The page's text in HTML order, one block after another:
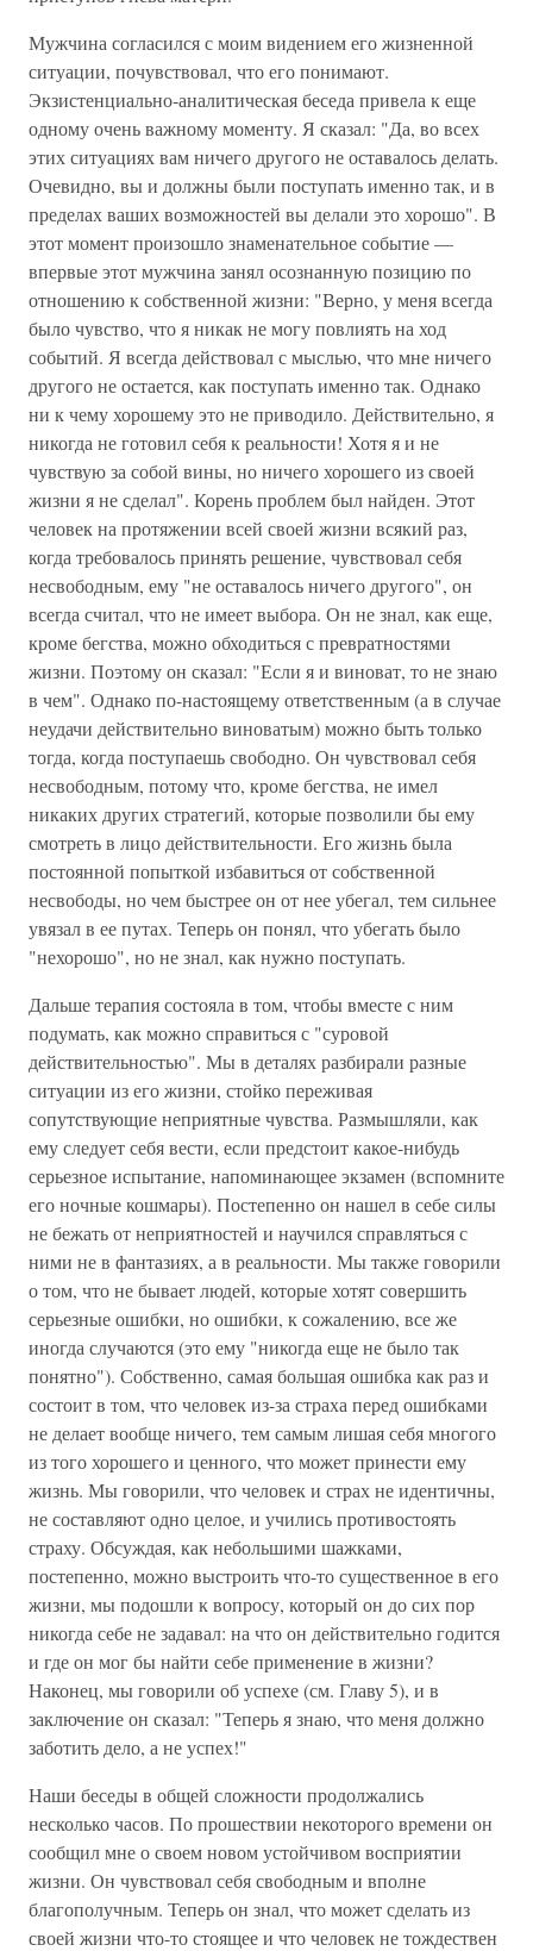
Мужчина согласился с моим видением его жизненной
ситуации, почувствовал, что его понимают.
Экзистенциально-аналитическая беседа привела к еще
одному очень важному моменту. Я сказал: "Да, во всех
этих ситуациях вам ничего другого не оставалось делать.
Очевидно, вы и должны были поступать именно так, и в
пределах ваших возможностей вы делали это хорошо". В
этот момент произошло знаменательное событие —
впервые этот мужчина занял осознанную позицию по
отношению к собственной жизни: "Верно, у меня всегда
было чувство, что я никак не могу повлиять на ход
событий. Я всегда действовал с мыслью, что мне ничего
другого не остается, как поступать именно так. Однако
ни к чему хорошему это не приводило. Действительно, я
никогда не готовил себя к реальности! Хотя я и не
чувствую за собой вины, но ничего хорошего из своей
жизни я не сделал". Корень проблем был найден. Этот
человек на протяжении всей своей жизни всякий раз,
когда требовалось принять решение, чувствовал себя
несвободным, ему "не оставалось ничего другого", он
всегда считал, что не имеет выбора. Он не знал, как еще,
кроме бегства, можно обходиться с превратностями
жизни. Поэтому он сказал: "Если я и виноват, то не знаю
в чем". Однако по-настоящему ответственным (а в случае
неудачи действительно виноватым) можно быть только
тогда, когда поступаешь свободно. Он чувствовал себя
несвободным, потому что, кроме бегства, не имел
никаких других стратегий, которые позволили бы ему
смотреть в лицо действительности. Его жизнь была
постоянной попыткой избавиться от собственной
несвободы, но чем быстрее он от нее убегал, тем сильнее
увязал в ее путах. Теперь он понял, что убегать было
"нехорошо", но не знал, как нужно поступать.
Дальше терапия состояла в том, чтобы вместе с ним
подумать, как можно справиться с "суровой
действительностью". Мы в деталях разбирали разные
ситуации из его жизни, стойко переживая
сопутствующие неприятные чувства. Размышляли, как
ему следует себя вести, если предстоит какое-нибудь
серьезное испытание, напоминающее экзамен (вспомните
его ночные кошмары). Постепенно он нашел в себе силы
не бежать от неприятностей и научился справляться с
ними не в фантазиях, а в реальности. Мы также говорили
о том, что не бывает людей, которые хотят совершить
серьезные ошибки, но ошибки, к сожалению, все же
иногда случаются (это ему "никогда еще не было так
понятно"). Собственно, самая большая ошибка как раз и
состоит в том, что человек из-за страха перед ошибками
не делает вообще ничего, тем самым лишая себя многого
из того хорошего и ценного, что может принести ему
жизнь. Мы говорили, что человек и страх не идентичны,
не составляют одно целое, и учились противостоять
страху. Обсуждая, как небольшими шажками,
постепенно, можно выстроить что-то существенное в его
жизни, мы подошли к вопросу, который он до сих пор
никогда себе не задавал: на что он действительно годится
и где он мог бы найти себе применение в жизни?
Наконец, мы говорили об успехе (см. Главу 5), и в
заключение он сказал: "Теперь я знаю, что меня должно
заботить дело, а не успех!"
Наши беседы в общей сложности продолжались
несколько часов. По прошествии некоторого времени он
сообщил мне о своем новом устойчивом восприятии
жизни. Он чувствовал себя свободным и вполне
благополучным. Теперь он знал, что может сделать из
своей жизни что-то стоящее и что человек не тождествен